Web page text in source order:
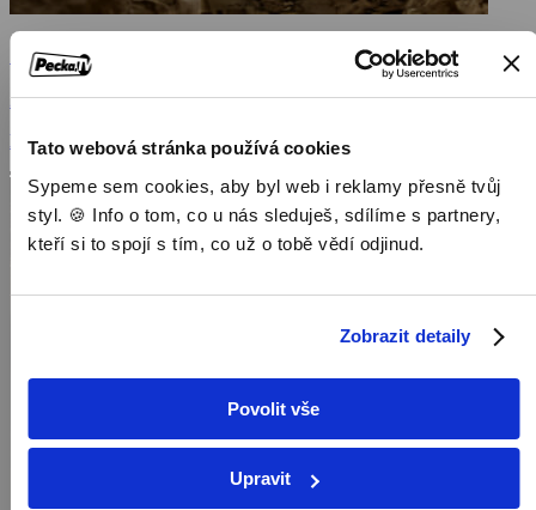
Tato webová stránka používá cookies
Sypeme sem cookies, aby byl web i reklamy přesně tvůj
styl. 🍪 Info o tom, co u nás sleduješ, sdílíme s partnery,
kteří si to spojí s tím, co už o tobě vědí odjinud.
Zobrazit detaily
Povolit vše
Upravit
Starodávné apokalypsy
2021, Velká Británie, Německo, 50 min
Dokumenty / Historické dokumenty